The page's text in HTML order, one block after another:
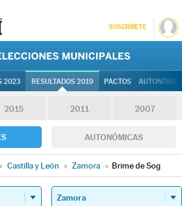
SUSCRÍBETE
2023 RESULTADOS 2019 PACTOS
2015 2011 2007
AUTONÓMICAS
» Castilla y León » Zamora » Brime de Sog